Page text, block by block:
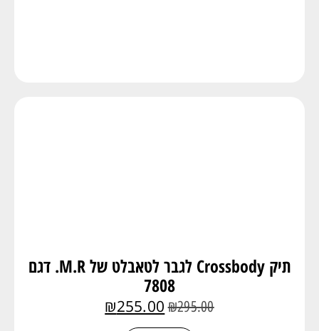
תיק Crossbody לגבר לטאבלט של M.R. דגם
7808
₪295.00
₪255.00